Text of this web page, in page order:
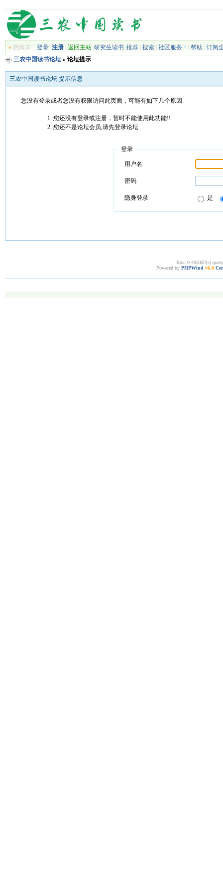
»您尚未 登录 注册| 返回主站| 研究生读书| 推荐| 搜索| 社区服务 帮助
订阅
三农中国读书论坛» 论坛提示
三农中国读书论坛 提示信息
您没有登录或者您没有权限访问此页面，可能有如下几个原因:
您还没有登录或注册，暂时不能使用此功能!!
您还不是论坛会员,请先登录论坛
登录
用户名
密码
隐身登录 是
Total 0.403387(s)
Powered by PHPWind v6.0